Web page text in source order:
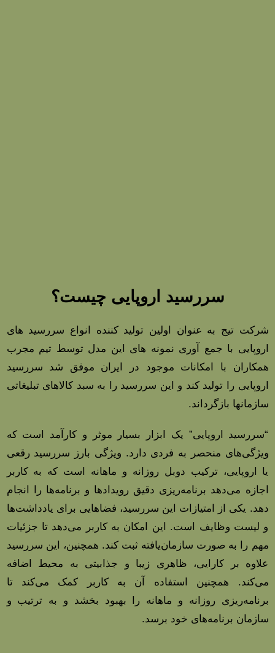
سررسید اروپایی چیست؟
شرکت تیج به عنوان اولین تولید کننده انواع سررسید های
اروپایی با جمع آوری نمونه های این مدل توسط تیم مجرب
همکاران با امکانات موجود در ایران موفق شد سررسید
اروپایی را تولید کند و این سررسید را به سبد کالاهای تبلیغاتی
سازمانها بازگرداند.
“سررسید اروپایی” یک ابزار بسیار موثر و کارآمد است که
ویژگی‌های منحصر به فردی دارد. ویژگی بارز سررسید رقعی
یا اروپایی، ترکیب دوبل روزانه و ماهانه است که به کاربر
اجازه می‌دهد برنامه‌ریزی دقیق رویدادها و برنامه‌ها را انجام
دهد. یکی از امتیازات این سررسید، فضاهایی برای یادداشت‌ها
و لیست وظایف است. این امکان به کاربر می‌دهد تا جزئیات
مهم را به صورت سازمان‌یافته ثبت کند. همچنین، این سررسید
علاوه بر کارایی، ظاهری زیبا و جذابیتی به محیط اضافه
می‌کند. همچنین استفاده آن به کاربر کمک می‌کند تا
برنامه‌ریزی روزانه و ماهانه را بهبود بخشد و به ترتیب و
سازمان برنامه‌های خود برسد.